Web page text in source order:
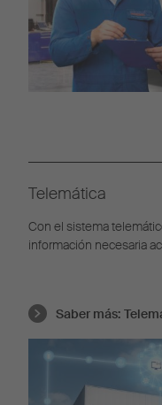
Telemática
Con el sistema
información necesaria
Saber más: